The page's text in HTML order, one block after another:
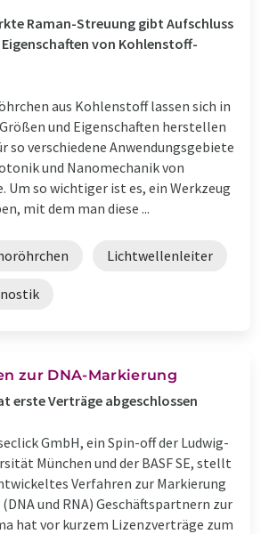
Raman-Streuung gibt Aufschluss
von Kohlenstoff-
aus Kohlenstoff lassen sich in
und Eigenschaften herstellen
so verschiedene Anwendungsgebiete
und Nanomechanik von
so wichtiger ist es, ein Werkzeug
mit dem man diese ...
Lichtwellenleiter
zur DNA-Markierung
erste Verträge abgeschlossen
GmbH, ein Spin-off der Ludwig-
München und der BASF SE, stellt
Verfahren zur Markierung
und RNA) Geschäftspartnern zur
hat vor kurzem Lizenzverträge zum